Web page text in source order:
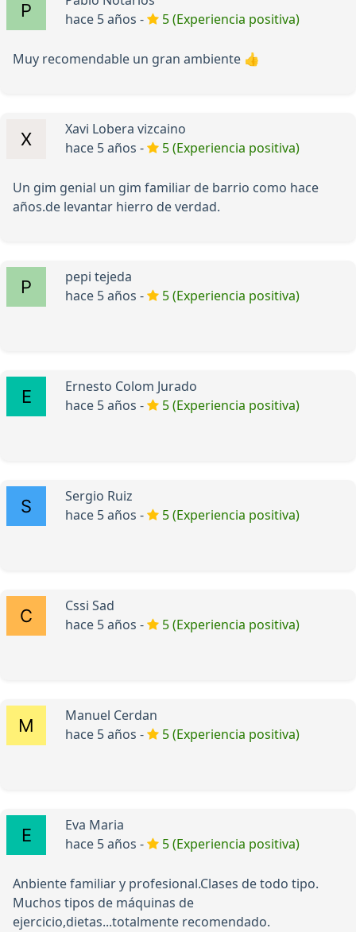
hace 5 años -
5 (Experiencia positiva)
Muy recomendable un gran ambiente 👍
Xavi Lobera vizcaino
hace 5 años -
5 (Experiencia positiva)
Un gim genial un gim familiar de barrio como hace
años.de levantar hierro de verdad.
pepi tejeda
hace 5 años -
5 (Experiencia positiva)
Ernesto Colom Jurado
hace 5 años -
5 (Experiencia positiva)
Sergio Ruiz
hace 5 años -
5 (Experiencia positiva)
Cssi Sad
hace 5 años -
5 (Experiencia positiva)
Manuel Cerdan
hace 5 años -
5 (Experiencia positiva)
Eva Maria
hace 5 años -
5 (Experiencia positiva)
Anbiente familiar y profesional.Clases de todo tipo.
Muchos tipos de máquinas de
ejercicio,dietas...totalmente recomendado.